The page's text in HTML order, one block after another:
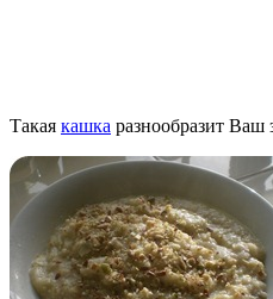
Такая кашка разнообразит Ваш